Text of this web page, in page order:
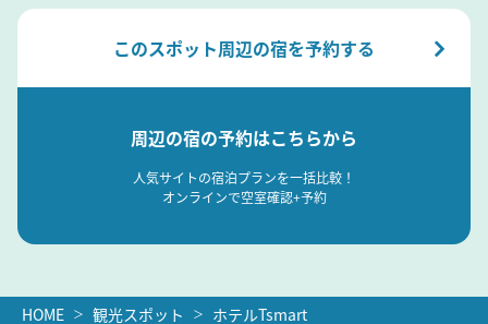
このスポット周辺の宿を予約する
周辺の宿の予約はこちらから
人気サイトの宿泊プランを一括比較！
オンラインで空室確認+予約
HOME 観光スポット ホテルTsmart